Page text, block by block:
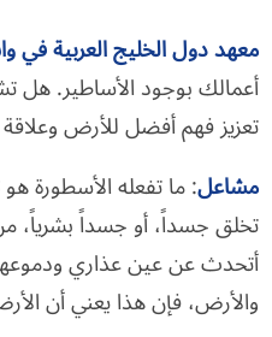
معهد دول الخليج العربية في
أعمالك بوجود الأساطير. هل
تعزيز فهم أفضل للأرض وعلاقة
مشاعل: ما تفعله الأسطورة
تخلق جسداً، أو جسداً
أتحدث عن عين عذاري ودموعها
والأرض، فإن هذا يعني أن